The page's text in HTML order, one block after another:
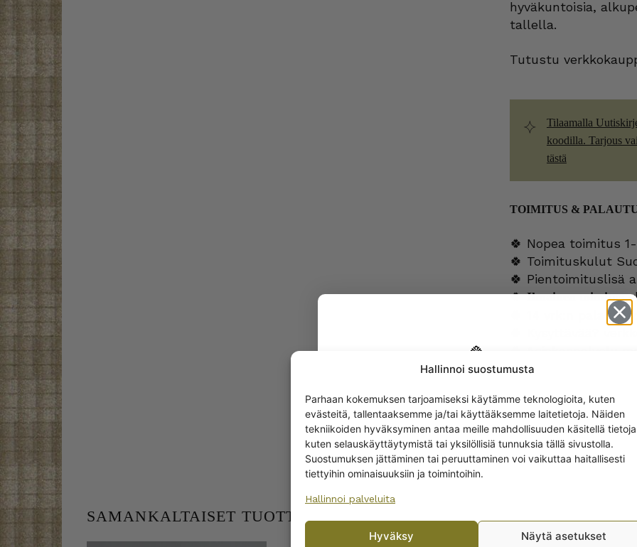
Hallinnoi suostumusta
Parhaan kokemuksen tarjoamiseksi käytämme teknologioita, kuten
evästeitä, tallentaaksemme ja/tai käyttääksemme laitetietoja. Näiden
tekniikoiden hyväksyminen antaa meille mahdollisuuden käsitellä
kuten selauskäyttäytymistä tai yksilöllisiä tunnuksia tällä sivustolla.
Suostumuksen jättäminen tai peruuttaminen voi vaikuttaa haitallisesti
tiettyihin ominaisuuksiin ja toimintoihin.
Hallinnoi palveluita
Hyväksy Näytä asetukset
hyväkuntoisia,
tallella.
Tutustu
Tilaamalla
koodilla. Tarjous
tästä
TOIMITUS &
🍀 Nopea toimitus
🍀 Toimituskulut
🍀 Pientoimituslisä
🍀Ilmainen toimitus
🍀 14 vrk:n
LISÄTIEDOT
SAMANKALTAISET TUOTTEET
Get -5%
off?
Yes! I want the discount
By subscribing to the newsletter, you consent to receiving messages from